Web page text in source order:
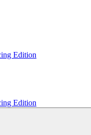
Edition
Edition